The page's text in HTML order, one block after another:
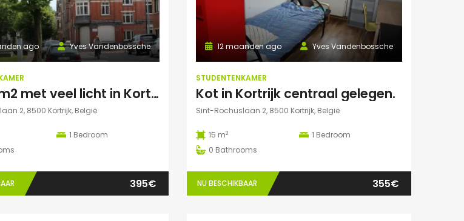
Yves Vandenbossche
ago
Kot 24 m2 met veel licht in Kortrijk centraal gelegen.
2, 8500 Kortrijk, België
1 Bedroom
395€
Yves Vandenbossche
12 maanden ago
STUDENTENKAMER
Kot in Kortrijk centraal gelegen.
Sint-Rochuslaan 2, 8500 Kortrijk, België
15 m2 1 Bedroom
0 Bathrooms
NU BESCHIKBAAR 355€